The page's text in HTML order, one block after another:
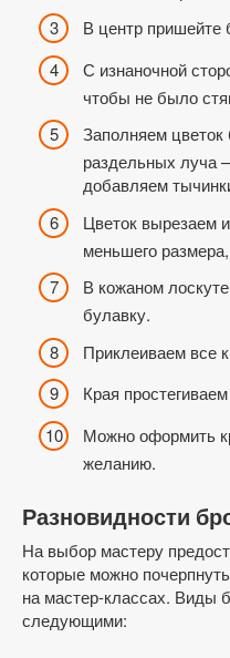
В центр пришейте
С изнаночной
чтобы не было
Заполняем
раздельных луча
добавляем
Цветок вырезаем
меньшего
В кожаном
булавку.
Приклеиваем все
Края
Можно оформить
желанию.
Разновидности
На выбор мастеру
которые можно
на мастер-классах. Виды
следующими: